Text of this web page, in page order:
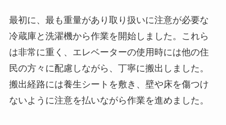
最初に、最も重量があり取り扱いに注意が必要な
冷蔵庫と洗濯機から作業を開始しました。これら
は非常に重く、エレベーターの使用時には他の住
民の方々に配慮しながら、丁寧に搬出しました。
搬出経路には養生シートを敷き、壁や床を傷つけ
ないように注意を払いながら作業を進めました。